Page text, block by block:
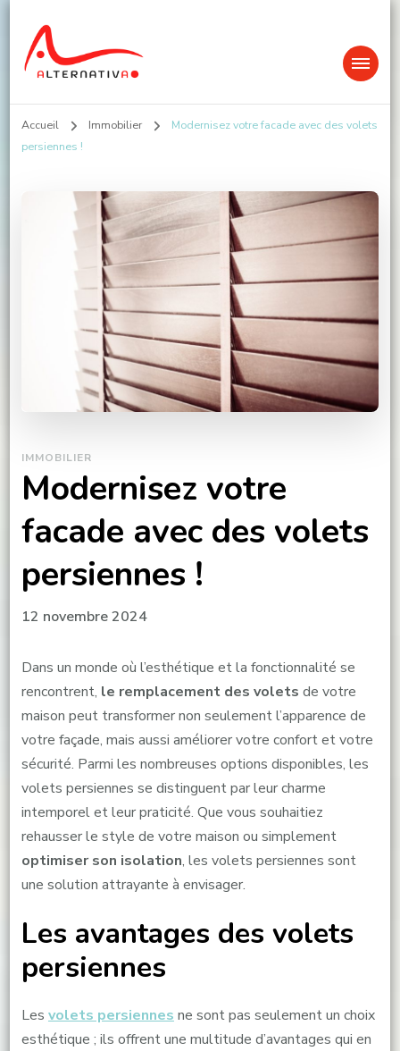
Alternativa
Accueil Immobilier
Modernisez votre facade avec des volets
persiennes !
IMMOBILIER
Modernisez votre
facade avec des volets
persiennes !
12 novembre 2024
Dans un monde où l’esthétique et la fonctionnalité se
rencontrent, le remplacement des volets de votre
maison peut transformer non seulement l’apparence de
votre façade, mais aussi améliorer votre confort et votre
sécurité. Parmi les nombreuses options disponibles, les
volets persiennes se distinguent par leur charme
intemporel et leur praticité. Que vous souhaitiez
rehausser le style de votre maison ou simplement
optimiser son isolation, les volets persiennes sont
une solution attrayante à envisager.
Les avantages des volets
persiennes
Les volets persiennes ne sont pas seulement un choix
esthétique ; ils offrent une multitude d’avantages qui en